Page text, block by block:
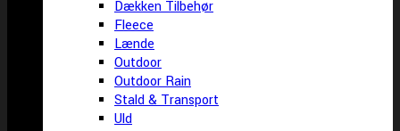
Dækken Tilbehør
Fleece
Lænde
Outdoor
Outdoor Rain
Stald & Transport
Uld